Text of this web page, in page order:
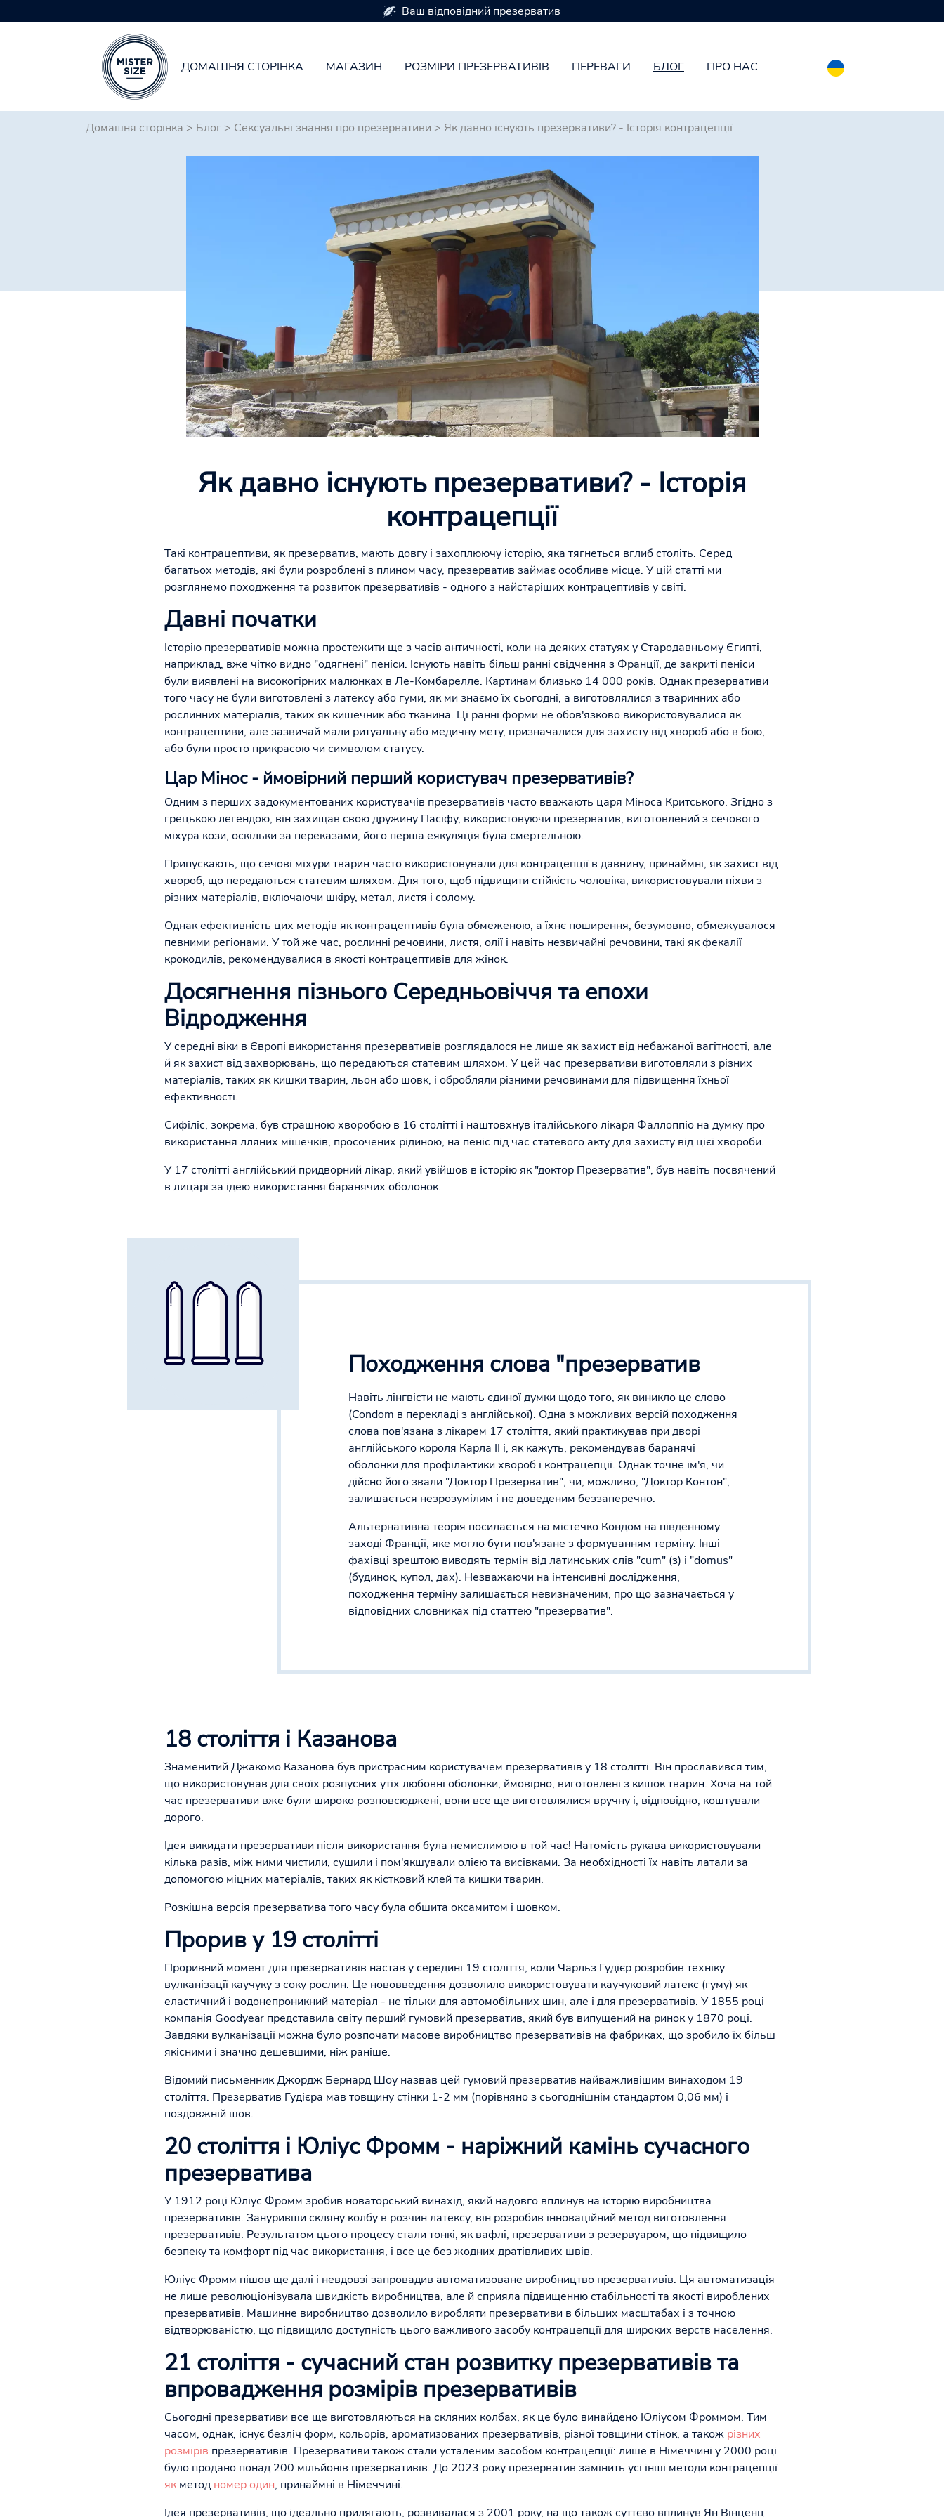
ДОМАШНЯ СТОРІНКА МАГАЗИН РОЗМІРИ ПРЕЗЕРВАТИВІВ ПЕРЕВАГИ БЛОГ ПРО НАС
Презервативи доступні в 7 розмірах
Домашня сторінка > Блог > Сексуальні знання про презервативи > Як давно існують презервативи? - Історія контрацепції
Як давно існують презервативи? - Історія
контрацепції
Такі контрацептиви, як презерватив, мають довгу і захоплюючу історію, яка тягнеться вглиб століть. Серед
багатьох методів, які були розроблені з плином часу, презерватив займає особливе місце. У цій статті ми
розглянемо походження та розвиток презервативів - одного з найстаріших контрацептивів у світі.
Давні початки
Історію презервативів можна простежити ще з часів античності, коли на деяких статуях у Стародавньому Єгипті,
наприклад, вже чітко видно "одягнені" пеніси. Існують навіть більш ранні свідчення з Франції, де закриті пеніси
були виявлені на високогірних малюнках в Ле-Комбарелле. Картинам близько 14 000 років. Однак презервативи
того часу не були виготовлені з латексу або гуми, як ми знаємо їх сьогодні, а виготовлялися з тваринних або
рослинних матеріалів, таких як кишечник або тканина. Ці ранні форми не обов'язково використовувалися як
контрацептиви, але зазвичай мали ритуальну або медичну мету, призначалися для захисту від хвороб або в бою,
або були просто прикрасою чи символом статусу.
Цар Мінос - ймовірний перший користувач презервативів?
Одним з перших задокументованих користувачів презервативів часто вважають царя Міноса Критського. Згідно з
грецькою легендою, він захищав свою дружину Пасіфу, використовуючи презерватив, виготовлений з сечового
міхура кози, оскільки за переказами, його перша еякуляція була смертельною.
Припускають, що сечові міхури тварин часто використовували для контрацепції в давнину, принаймні, як захист від
хвороб, що передаються статевим шляхом. Для того, щоб підвищити стійкість чоловіка, використовували піхви з
різних матеріалів, включаючи шкіру, метал, листя і солому.
Однак ефективність цих методів як контрацептивів була обмеженою, а їхнє поширення, безумовно, обмежувалося
певними регіонами. У той же час, рослинні речовини, листя, олії і навіть незвичайні речовини, такі як фекалії
крокодилів, рекомендувалися в якості контрацептивів для жінок.
Досягнення пізнього Середньовіччя та епохи
Відродження
У середні віки в Європі використання презервативів розглядалося не лише як захист від небажаної вагітності, але
й як захист від захворювань, що передаються статевим шляхом. У цей час презервативи виготовляли з різних
матеріалів, таких як кишки тварин, льон або шовк, і обробляли різними речовинами для підвищення їхньої
ефективності.
Сифіліс, зокрема, був страшною хворобою в 16 столітті і наштовхнув італійського лікаря Фаллоппіо на думку про
використання лляних мішечків, просочених рідиною, на пеніс під час статевого акту для захисту від цієї хвороби.
У 17 столітті англійський придворний лікар, який увійшов в історію як "доктор Презерватив", був навіть посвячений
в лицарі за ідею використання баранячих оболонок.
Походження слова "презерватив
Навіть лінгвісти не мають єдиної думки щодо того, як виникло це слово
(Condom в перекладі з англійської). Одна з можливих версій походження
слова пов'язана з лікарем 17 століття, який практикував при дворі
англійського короля Карла II і, як кажуть, рекомендував баранячі
оболонки для профілактики хвороб і контрацепції. Однак точне ім'я, чи
дійсно його звали "Доктор Презерватив", чи, можливо, "Доктор Контон",
залишається незрозумілим і не доведеним беззаперечно.
Альтернативна теорія посилається на містечко Кондом на південному
заході Франції, яке могло бути пов'язане з формуванням терміну. Інші
фахівці зрештою виводять термін від латинських слів "cum" (з) і "domus"
(будинок, купол, дах). Незважаючи на інтенсивні дослідження,
походження терміну залишається невизначеним, про що зазначається у
відповідних словниках під статтею "презерватив".
18 століття і Казанова
Знаменитий Джакомо Казанова був пристрасним користувачем презервативів у 18 столітті. Він прославився тим,
що використовував для своїх розпусних утіх любовні оболонки, ймовірно, виготовлені з кишок тварин. Хоча на той
час презервативи вже були широко розповсюджені, вони все ще виготовлялися вручну і, відповідно, коштували
дорого.
Ідея викидати презервативи після використання була немислимою в той час! Натомість рукава використовували
кілька разів, між ними чистили, сушили і пом'якшували олією та висівками. За необхідності їх навіть латали за
допомогою міцних матеріалів, таких як кістковий клей та кишки тварин.
Розкішна версія презерватива того часу була обшита оксамитом і шовком.
Прорив у 19 столітті
Проривний момент для презервативів настав у середині 19 століття, коли Чарльз Гудієр розробив техніку
вулканізації каучуку з соку рослин. Це нововведення дозволило використовувати каучуковий латекс (гуму) як
еластичний і водонепроникний матеріал - не тільки для автомобільних шин, але і для презервативів. У 1855 році
компанія Goodyear представила світу перший гумовий презерватив, який був випущений на ринок у 1870 році.
Завдяки вулканізації можна було розпочати масове виробництво презервативів на фабриках, що зробило їх більш
якісними і значно дешевшими, ніж раніше.
Відомий письменник Джордж Бернард Шоу назвав цей гумовий презерватив найважливішим винаходом 19
століття. Презерватив Гудієра мав товщину стінки 1-2 мм (порівняно з сьогоднішнім стандартом 0,06 мм) і
поздовжній шов.
20 століття і Юліус Фромм - наріжний камінь сучасного
презерватива
У 1912 році Юліус Фромм зробив новаторський винахід, який надовго вплинув на історію виробництва
презервативів. Зануривши скляну колбу в розчин латексу, він розробив інноваційний метод виготовлення
презервативів. Результатом цього процесу стали тонкі, як вафлі, презервативи з резервуаром, що підвищило
безпеку та комфорт під час використання, і все це без жодних дратівливих швів.
Юліус Фромм пішов ще далі і невдовзі запровадив автоматизоване виробництво презервативів. Ця автоматизація
не лише революціонізувала швидкість виробництва, але й сприяла підвищенню стабільності та якості вироблених
презервативів. Машинне виробництво дозволило виробляти презервативи в більших масштабах і з точною
відтворюваністю, що підвищило доступність цього важливого засобу контрацепції для широких верств населення.
21 століття - сучасний стан розвитку презервативів та
впровадження розмірів презервативів
Сьогодні презервативи все ще виготовляються на скляних колбах, як це було винайдено Юліусом Фроммом. Тим
часом, однак, існує безліч форм, кольорів, ароматизованих презервативів, різної товщини стінок, а також різних
розмірів презервативів. Презервативи також стали усталеним засобом контрацепції: лише в Німеччині у 2000 році
було продано понад 200 мільйонів презервативів. До 2023 року презерватив замінить усі інші методи контрацепції
якметод номер один, принаймні в Німеччині.
Ідея презервативів, що ідеально прилягають, розвивалася з 2001 року, на що також суттєво вплинув Ян Вінценц